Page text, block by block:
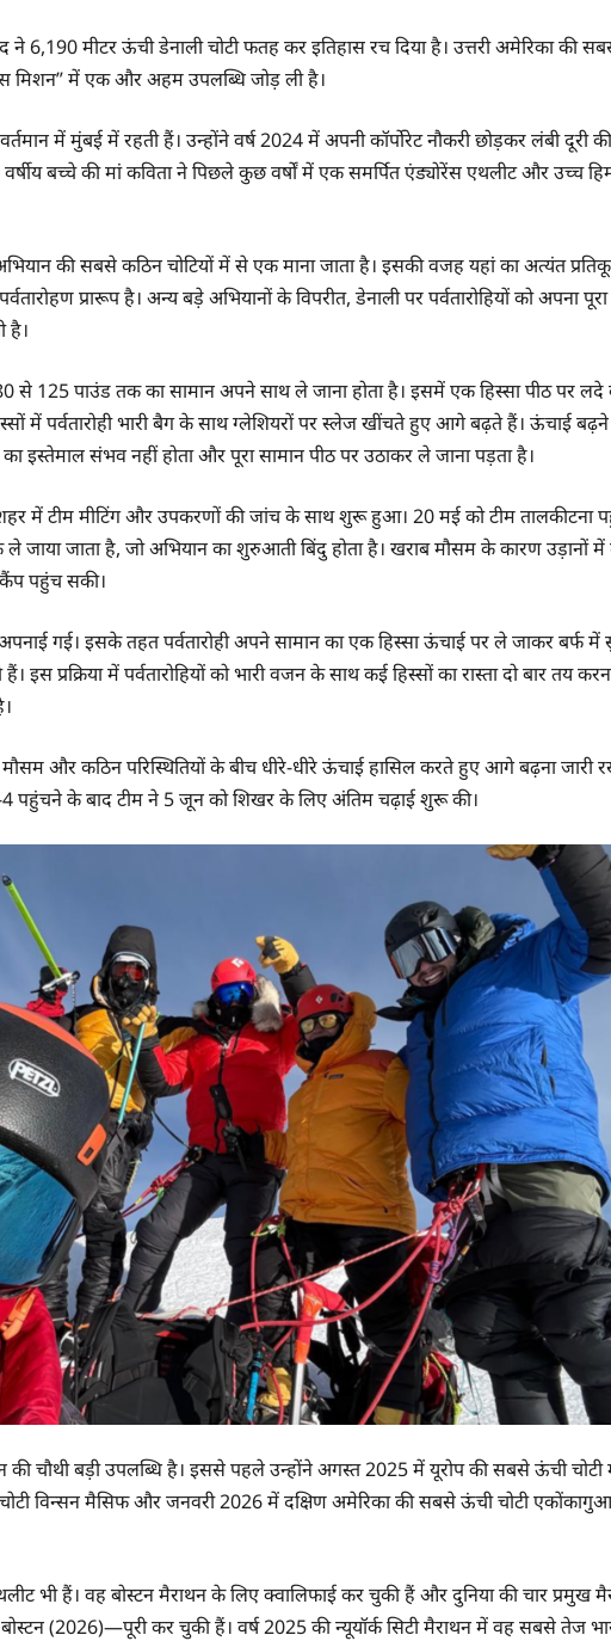
ने 6,190 मीटर ऊंची डेनाली चोटी फतह कर इतिहास रच दिया है। उत्तरी अमेरिका की
मिशन” में एक और अहम उपलब्धि जोड़ ली है।
में मुंबई में रहती हैं। उन्होंने वर्ष 2024 में अपनी कॉर्पोरेट नौकरी छोड़कर लंबी दूरी
बच्चे की मां कविता ने पिछले कुछ वर्षों में एक समर्पित एंड्योरेंस एथलीट और उच्च
की सबसे कठिन चोटियों में से एक माना जाता है। इसकी वजह यहां का अत्यंत
प्रारूप है। अन्य बड़े अभियानों के विपरीत, डेनाली पर पर्वतारोहियों को अपना
है।
से 125 पाउंड तक का सामान अपने साथ ले जाना होता है। इसमें एक हिस्सा पीठ पर
में पर्वतारोही भारी बैग के साथ ग्लेशियरों पर स्लेज खींचते हुए आगे बढ़ते हैं। ऊंचाई
इस्तेमाल संभव नहीं होता और पूरा सामान पीठ पर उठाकर ले जाना पड़ता है।
में टीम मीटिंग और उपकरणों की जांच के साथ शुरू हुआ। 20 मई को टीम तालकीटना
ले जाया जाता है, जो अभियान का शुरुआती बिंदु होता है। खराब मौसम के कारण उड़ानों में
पहुंच सकी।
गई। इसके तहत पर्वतारोही अपने सामान का एक हिस्सा ऊंचाई पर ले जाकर बर्फ में
प्रक्रिया में पर्वतारोहियों को भारी वजन के साथ कई हिस्सों का रास्ता दो बार तय
और कठिन परिस्थितियों के बीच धीरे-धीरे ऊंचाई हासिल करते हुए आगे बढ़ना जारी
के बाद टीम ने 5 जून को शिखर के लिए अंतिम चढ़ाई शुरू की।
चौथी बड़ी उपलब्धि है। इससे पहले उन्होंने अगस्त 2025 में यूरोप की सबसे ऊंची चोटी
विन्सन मैसिफ और जनवरी 2026 में दक्षिण अमेरिका की सबसे ऊंची चोटी
भी हैं। वह बोस्टन मैराथन के लिए क्वालिफाई कर चुकी हैं और दुनिया की चार प्रमुख
(2026)—पूरी कर चुकी हैं। वर्ष 2025 की न्यूयॉर्क सिटी मैराथन में वह सबसे तेज